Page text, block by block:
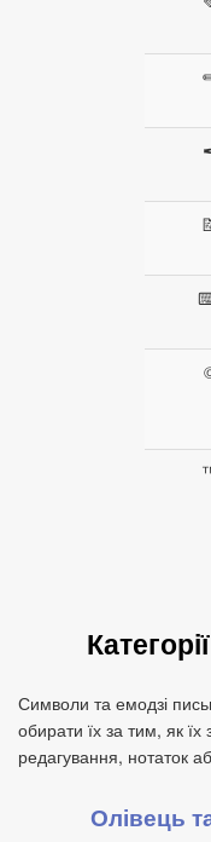
Символи та емодзі
обирати їх за тим, як
редагування, нотаток
Олівець